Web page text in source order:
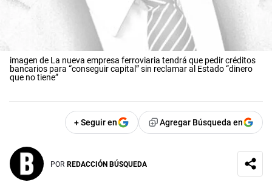
imagen de La nueva empresa ferroviaria tendrá que pedir créditos
bancarios para “conseguir capital” sin reclamar al Estado “dinero
que no tiene”
+ Seguir en Agregar Búsqueda en
POR REDACCIÓN BÚSQUEDA